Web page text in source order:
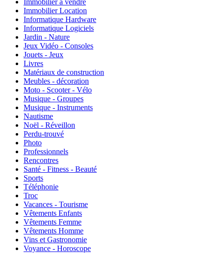
Immobilier Location
Informatique Hardware
Informatique Logiciels
Jardin - Nature
Jeux Vidéo - Consoles
Jouets - Jeux
Livres
Matériaux de construction
Meubles - décoration
Moto - Scooter - Vélo
Musique - Groupes
Musique - Instruments
Nautisme
Noël - Réveillon
Perdu-trouvé
Photo
Professionnels
Rencontres
Santé - Fitness - Beauté
Sports
Téléphonie
Troc
Vacances - Tourisme
Vêtements Enfants
Vêtements Femme
Vêtements Homme
Vins et Gastronomie
Voyance - Horoscope